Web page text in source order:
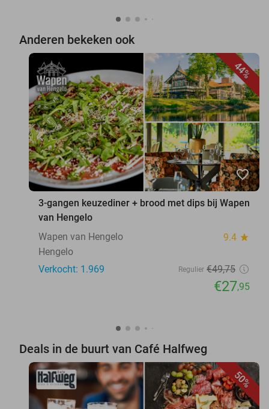
Anderen bekeken ook
44%
favorite_border
3-gangen keuzediner + brood met dips bij Wapen
van Hengelo
Wapen van Hengelo
9.4 star
Hengelo
Verkocht: 1.969
Regulier €49,75
€27,95
Deals in de buurt van Café Halfweg
50%